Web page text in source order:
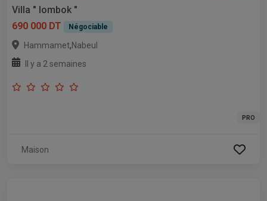
Villa " lombok "
690 000 DT
Négociable
Hammamet,Nabeul
Il y a 2 semaines
PRO
Maison